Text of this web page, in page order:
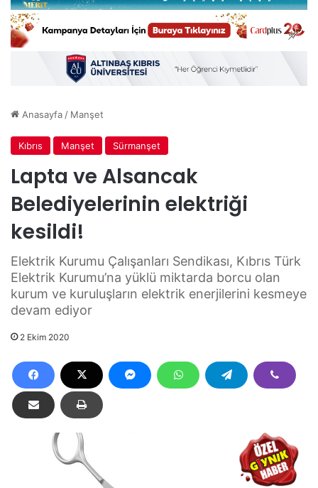
Anasayfa/ Manşet
Kıbrıs Manşet Sürmanşet
Lapta ve Alsancak
Belediyelerinin elektriği
kesildi!
Elektrik Kurumu Çalışanları Sendikası, Kıbrıs Türk
Elektrik Kurumu’na yüklü miktarda borcu olan
kurum ve kuruluşların elektrik enerjilerini kesmeye
devam ediyor
2 Ekim 2020